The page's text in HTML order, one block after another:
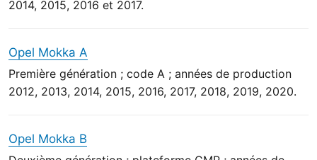
2014, 2015, 2016 et 2017.
Opel Mokka A
Première génération ; code A ; années de production
2012, 2013, 2014, 2015, 2016, 2017, 2018, 2019, 2020.
Opel Mokka B